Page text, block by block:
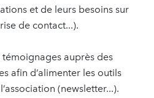
et de leurs besoins sur
de contact...).
auprès des
afin d’alimenter les outils
(newsletter...).